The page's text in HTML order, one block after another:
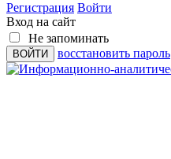
Регистрация Войти
Вход на сайт
Не запоминать
восстановить пароль